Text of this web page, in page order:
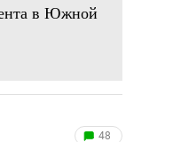
в Южной
48